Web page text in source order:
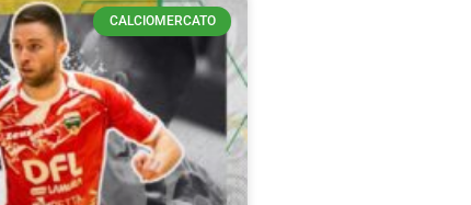
CALCIOMERCATO